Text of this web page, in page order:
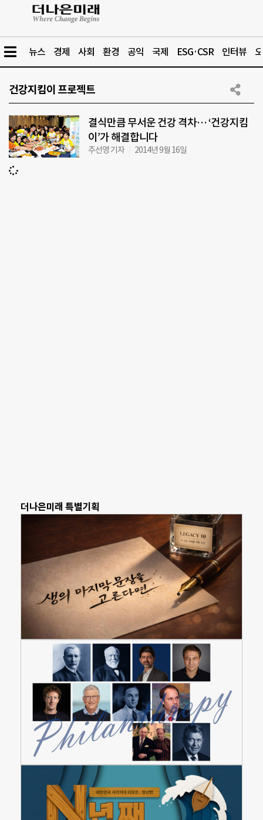
뉴스 경제 사회 환경 공익 국제 ESG·CSR 인터뷰
건강지킴이 프로젝트
결식만큼 무서운 건강 격차… ‘건강지킴
이’가 해결합니다
주선영 기자 2014년 9월 16일
더나은미래 특별기획